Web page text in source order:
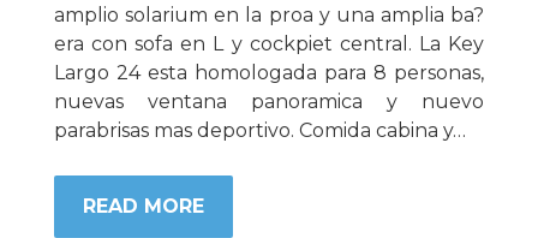
amplio solarium en la proa y una amplia ba?
era con sofa en L y cockpiet central. La Key
Largo 24 esta homologada para 8 personas,
nuevas ventana panoramica y nuevo
parabrisas mas deportivo. Comida cabina y…
READ MORE